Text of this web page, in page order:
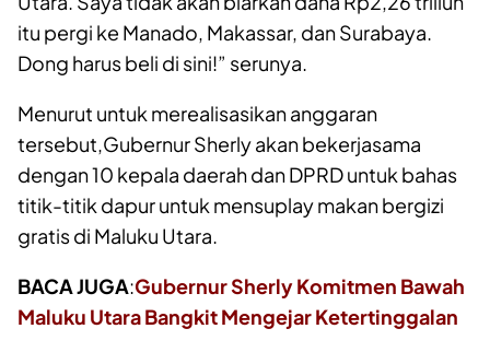
itu pergi ke Manado, Makassar, dan Surabaya.
Dong harus beli di sini!” serunya.
Menurut untuk merealisasikan anggaran
tersebut,Gubernur Sherly akan bekerjasama
dengan 10 kepala daerah dan DPRD untuk bahas
titik-titik dapur untuk mensuplay makan bergizi
gratis di Maluku Utara.
BACA JUGA:Gubernur Sherly Komitmen Bawah
Maluku Utara Bangkit Mengejar Ketertinggalan